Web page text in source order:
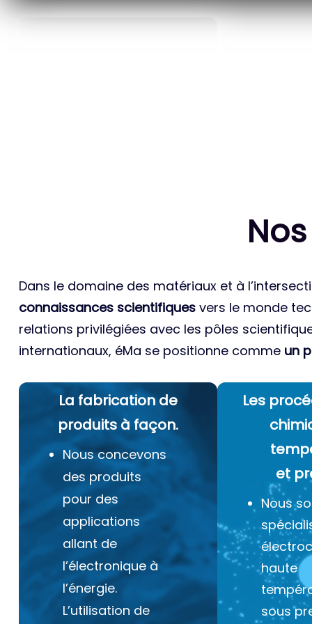
Dans le domaine des matériaux et à
connaissances scientifiques vers le monde
relations privilégiées avec les pôles
internationaux, éMa se positionne comme un
La fabrication de
produits à façon.
Nous concevons
des produits
pour des
applications
allant de
l’électronique à
l’énergie.
L’utilisation de
Les
et
Nous
haute
sous